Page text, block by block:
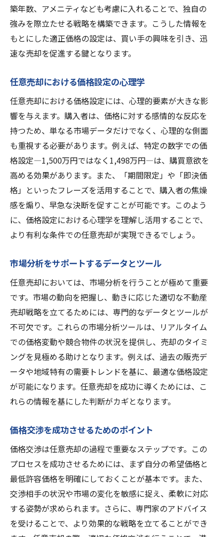
築年数、アメニティなども考慮に入れることで、独自の
強みを際立たせる戦略を構築できます。こうした情報を
もとにした適正価格の設定は、買い手の興味を引き、迅
速な売却を促進する鍵となります。
任意売却における価格設定の心理学
任意売却における価格設定には、心理的要素が大きな影
響を与えます。購入者は、価格に対する感情的な反応を
持つため、単なる市場データだけでなく、心理的な側面
も重視する必要があります。例えば、特定の数字での価
格設定—1,500万円ではなく1,498万円—は、購買意欲を
高める効果があります。また、「期間限定」や「即決価
格」といったフレーズを活用することで、購入者の焦燥
感を煽り、早急な決断を促すことが可能です。このよう
に、価格設定における心理学を理解し活用することで、
より有利な条件での任意売却が実現できるでしょう。
市場分析をサポートするデータとツール
任意売却においては、市場分析を行うことが極めて重要
です。市場の動向を把握し、動きに応じた適切な不動産
売却戦略を立てるためには、専門的なデータとツールが
不可欠です。これらの市場分析ツールは、リアルタイム
での価格変動や競合物件の状況を提供し、売却のタイミ
ングを見極める助けとなります。例えば、過去の販売デ
ータや地域特有の需要トレンドを基に、最適な価格設定
が可能になります。任意売却を成功に導くためには、こ
れらの情報を基にした判断がカギとなります。
価格交渉を成功させるためのポイント
価格交渉は任意売却の過程で重要なステップです。この
プロセスを成功させるためには、まず自分の希望価格と
最低許容価格を明確にしておくことが基本です。また、
交渉相手の状況や市場の変化を敏感に捉え、柔軟に対応
する姿勢が求められます。さらに、専門家のアドバイス
を受けることで、より効果的な戦略を立てることができ